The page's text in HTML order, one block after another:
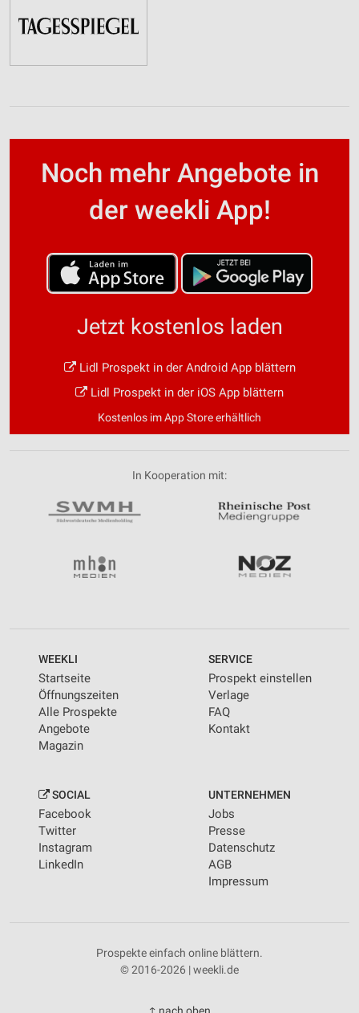
Noch mehr Angebote in
der weekli App!
Jetzt kostenlos laden
Lidl Prospekt in der Android App blättern
Lidl Prospekt in der iOS App blättern
Kostenlos im App Store erhältlich
In Kooperation mit:
WEEKLI
Startseite
Öffnungszeiten
Alle Prospekte
Angebote
Magazin
SERVICE
Prospekt einstellen
Verlage
FAQ
Kontakt
SOCIAL
Facebook
Twitter
Instagram
LinkedIn
UNTERNEHMEN
Jobs
Presse
Datenschutz
AGB
Impressum
Prospekte einfach online blättern.
© 2016-2026 | weekli.de